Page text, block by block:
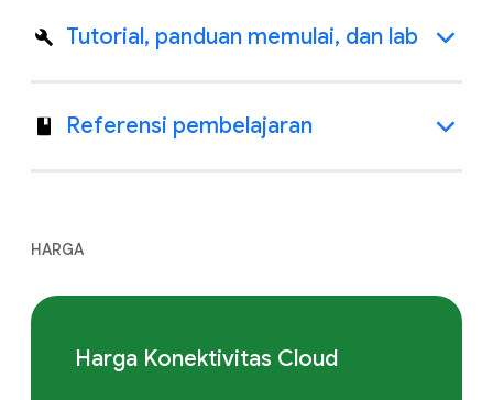
Tutorial, panduan memulai, dan lab
Referensi pembelajaran
HARGA
Harga Konektivitas Cloud